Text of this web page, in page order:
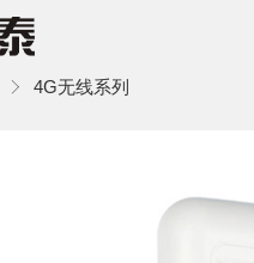
4G无线系列